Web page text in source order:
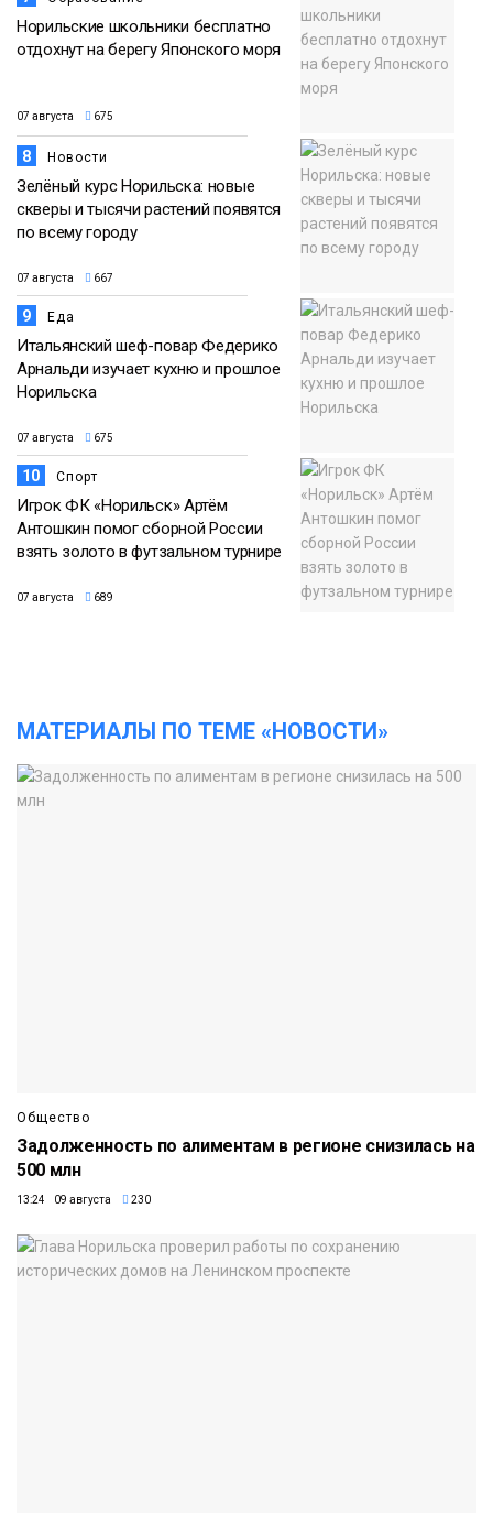
Норильские школьники бесплатно
отдохнут на берегу Японского моря
07 августа 675
8 Новости
Зелёный курс Норильска: новые
скверы и тысячи растений появятся
по всему городу
07 августа 667
9 Еда
Итальянский шеф-повар Федерико
Арнальди изучает кухню и прошлое
Норильска
07 августа 675
10 Спорт
Игрок ФК «Норильск» Артём
Антошкин помог сборной России
взять золото в футзальном турнире
07 августа 689
МАТЕРИАЛЫ ПО ТЕМЕ «НОВОСТИ»
Общество
Задолженность по алиментам в регионе снизилась на
500 млн
13:24 09 августа 230